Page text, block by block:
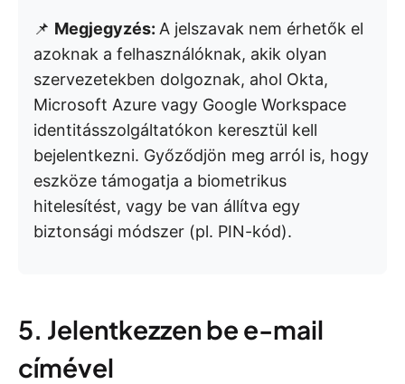
📌 Megjegyzés: A jelszavak nem érhetők el
azoknak a felhasználóknak, akik olyan
szervezetekben dolgoznak, ahol Okta,
Microsoft Azure vagy Google Workspace
identitásszolgáltatókon keresztül kell
bejelentkezni. Győződjön meg arról is, hogy
eszköze támogatja a biometrikus
hitelesítést, vagy be van állítva egy
biztonsági módszer (pl. PIN-kód).
5. Jelentkezzen be e-mail
címével